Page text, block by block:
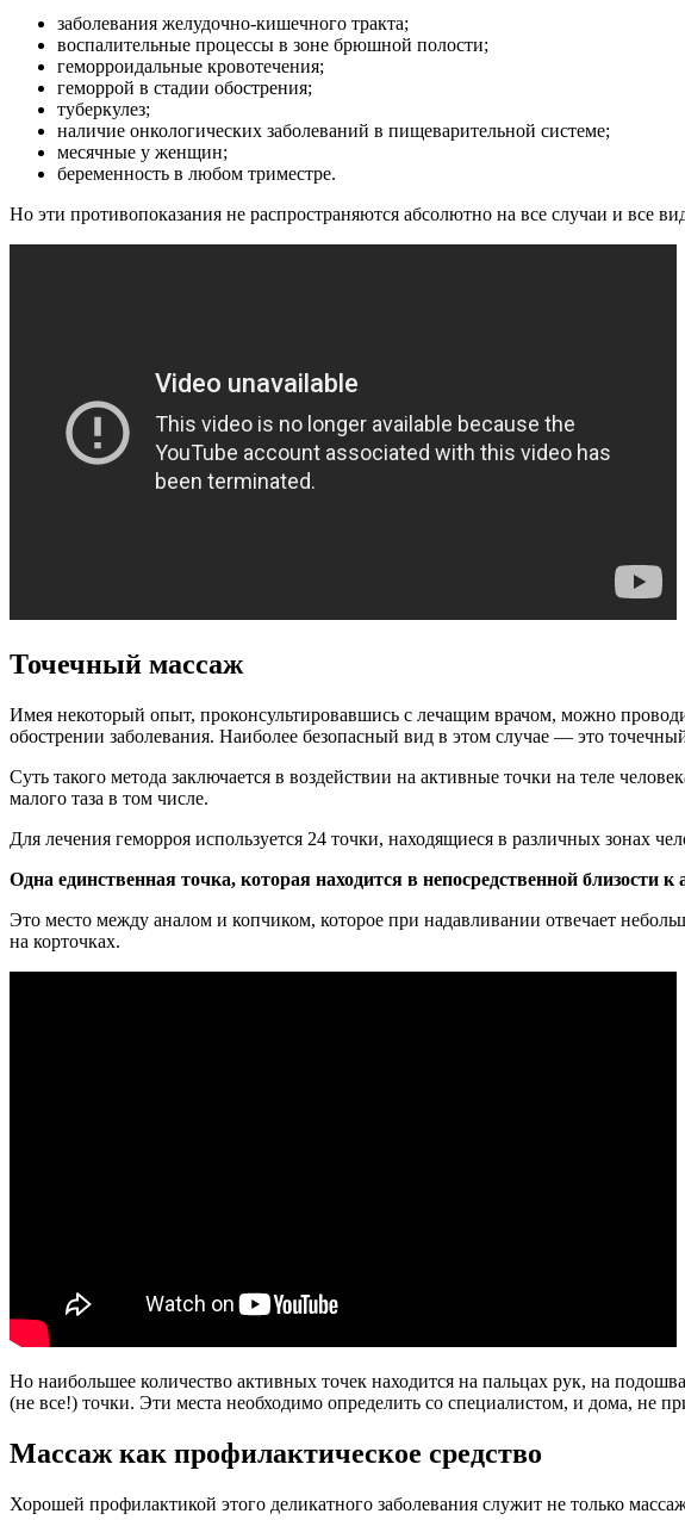
заболевания желудочно-кишечного тракта;
воспалительные процессы в зоне брюшной полости;
геморроидальные кровотечения;
геморрой в стадии обострения;
туберкулез;
наличие онкологических заболеваний в пищеварительной системе;
месячные у женщин;
беременность в любом триместре.
Но эти противопоказания не распространяются абсолютно на все случаи и все
Точечный массаж
Имея некоторый опыт, проконсультировавшись с лечащим врачом, можно
обострении заболевания. Наиболее безопасный вид в этом случае — это
Суть такого метода заключается в воздействии на активные точки на теле
малого таза в том числе.
Для лечения геморроя используется 24 точки, находящиеся в различных зонах
Одна единственная точка, которая находится в непосредственной близости
Это место между аналом и копчиком, которое при надавливании отвечает
на корточках.
Но наибольшее количество активных точек находится на пальцах рук, на
(не все!) точки. Эти места необходимо определить со специалистом, и дома, не
Массаж как профилактическое средство
Хорошей профилактикой этого деликатного заболевания служит не только